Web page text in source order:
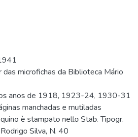
microfichas da Biblioteca Mário
anos de 1918, 1923-24, 1930-31
manchadas e mutiladas
è stampato nello Stab. Tipogr.
Silva, N. 40